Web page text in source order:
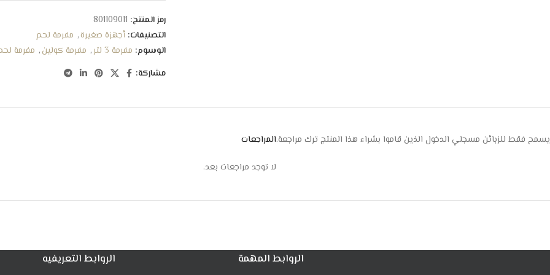
موصلات معدنية متينة
تصميم أنيق يضفي جمالاً على المطبخ
عالية الكفاءة في العمل
رمز المنتج: 801109011
التصنيفات: أجهزة صغيرة, مفرمة لحم
الوسوم: مفرمة 3 لتر , مفرمة كولين, مفرمة
مشاركة:
المراجعات
لا توجد مراجعات بعد.
يسمح فقط للزبائن مسجلي الدخول الذين قاموا بشراء هذا المنتج ترك مراجعة.
الروابط المهمة الروابط التعريفيه